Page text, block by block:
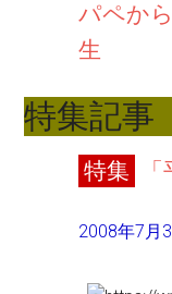
パペか
生
特集記事
特集
2008年7月